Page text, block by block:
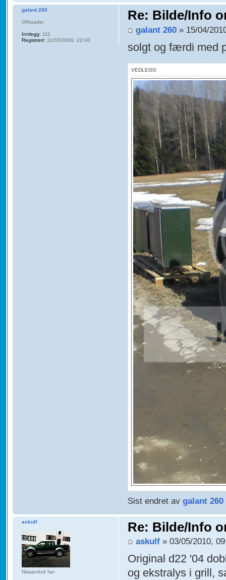
Re: Bilde/Info
galant 260 » 15/04/
solgt og færdi med
VEDLEGG
Sist endret avgalant 260
galant 260
Offroader
Innlegg: 111
Registrert: 11/03/2009, 22:00
Re: Bilde/Info
askulf » 03/05/2010,
Original d22 '04
og ekstralys i grill,
askulf
Nissan4x4 fan